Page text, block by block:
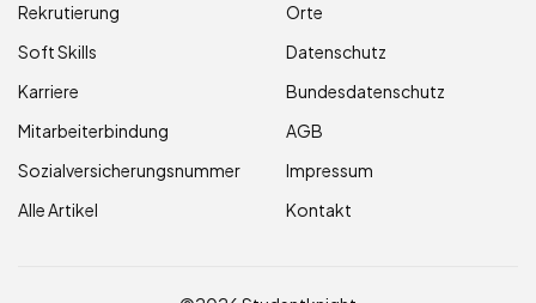
Rekrutierung
Soft Skills
Karriere
Mitarbeiterbindung
Sozialversicherungsnummer
Alle Artikel
Orte
Datenschutz
Bundesdatenschutz
AGB
Impressum
Kontakt